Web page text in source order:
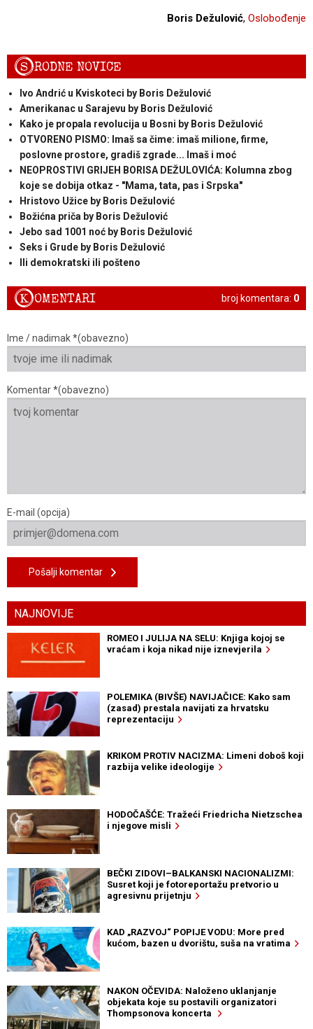
Boris Dežulović, Oslobođenje
SRODNE NOVICE
Ivo Andrić u Kviskoteci by Boris Dežulović
Amerikanac u Sarajevu by Boris Dežulović
Kako je propala revolucija u Bosni by Boris Dežulović
OTVORENO PISMO: Imaš sa čime: imaš milione, firme,
poslovne prostore, gradiš zgrade... Imaš i moć
NEOPROSTIVI GRIJEH BORISA DEŽULOVIĆA: Kolumna zbog
koje se dobija otkaz - "Mama, tata, pas i Srpska"
Hristovo Užice by Boris Dežulović
Božićna priča by Boris Dežulović
Jebo sad 1001 noć by Boris Dežulović
Seks i Grude by Boris Dežulović
Ili demokratski ili pošteno
broj komentara: 0
KOMENTARI
Ime / nadimak *(obavezno)
Komentar *(obavezno)
E-mail (opcija)
Pošalji komentar
NAJNOVIJE
ROMEO I JULIJA NA SELU: Knjiga kojoj se
vraćam i koja nikad nije iznevjerila
POLEMIKA (BIVŠE) NAVIJAČICE: Kako sam
(zasad) prestala navijati za hrvatsku
reprezentaciju
KRIKOM PROTIV NACIZMA: Limeni doboš koji
razbija velike ideologije
HODOČAŠĆE: Tražeći Friedricha Nietzschea
i njegove misli
BEČKI ZIDOVI–BALKANSKI NACIONALIZMI:
Susret koji je fotoreportažu pretvorio u
agresivnu prijetnju
KAD „RAZVOJ“ POPIJE VODU: More pred
kućom, bazen u dvorištu, suša na vratima
NAKON OČEVIDA: Naloženo uklanjanje
objekata koje su postavili organizatori
Thompsonova koncerta